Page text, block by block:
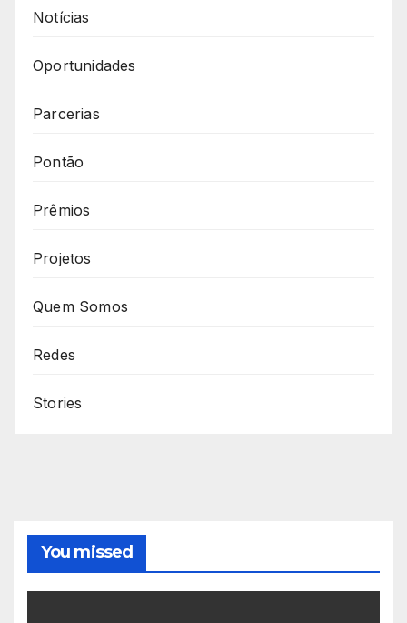
Notícias
Oportunidades
Parcerias
Pontão
Prêmios
Projetos
Quem Somos
Redes
Stories
You missed